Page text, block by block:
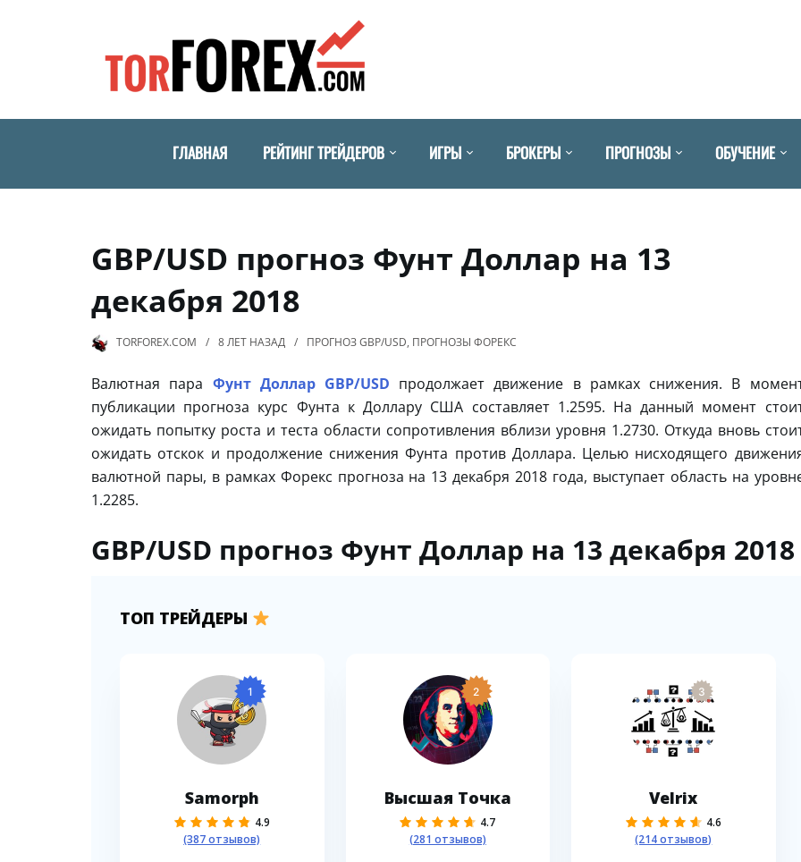
ГЛАВНАЯ РЕЙТИНГ ТРЕЙДЕРОВ ИГРЫ БРОКЕРЫ ПРОГНОЗЫ ОБУЧЕНИЕ
GBP/USD прогноз Фунт Доллар на 13
декабря 2018
TORFOREX.COM 8 ЛЕТ НАЗАД ПРОГНОЗ GBP/USD, ПРОГНОЗЫ ФОРЕКС
Валютная пара Фунт Доллар GBP/USD продолжает движение в рамках снижения. В
публикации прогноза курс Фунта к Доллару США составляет 1.2595. На данный момент
ожидать попытку роста и теста области сопротивления вблизи уровня 1.2730. Откуда вновь
ожидать отскок и продолжение снижения Фунта против Доллара. Целью нисходящего
валютной пары, в рамках Форекс прогноза на 13 декабря 2018 года, выступает область на
1.2285.
GBP/USD прогноз Фунт Доллар на 13 декабря 2018
ТОП ТРЕЙДЕРЫ
1
Samorph
4.9
(387 отзывов)
2
Высшая Точка
4.7
(281 отзывов)
3
Velrix
4.6
(214 отзывов)